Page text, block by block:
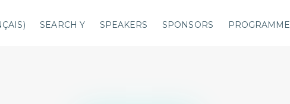
) SEARCH Y SPEAKERS SPONSORS PROGRAMME